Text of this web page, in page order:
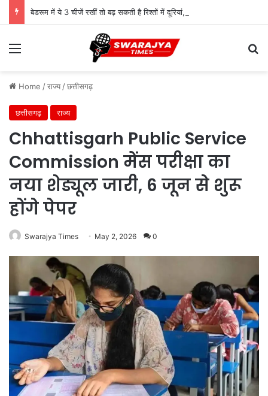
बेडरूम में ये 3 चीजें रखीं तो बढ़ सकती है रिश्तों में दूरियां, फेंगशुई में मनाही
Menu
Home /राज्य /छत्तीसगढ़
छत्तीसगढ़ राज्य
Chhattisgarh Public Service
Commission मेंस परीक्षा का
नया शेड्यूल जारी, 6 जून से शुरू
होंगे पेपर
Swarajya Times May 2, 2026 0